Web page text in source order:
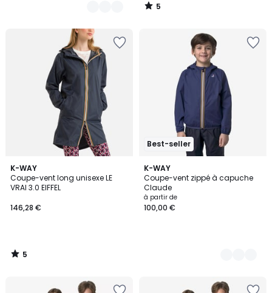
5
/
K-WAY
Coupe-vent long unisexe LE
VRAI 3.0 EIFFEL
146,28 €
5
/
5
5
/
Best-seller
K-WAY
Coupe-vent zippé à capuche
Claude
à partir de
100,00 €
5
Couleurs